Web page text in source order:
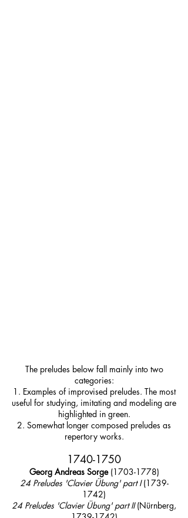
The preludes below fall mainly into two
categories:
1. Examples of improvised preludes. The most
useful for studying, imitating and modeling are
highlighted in green.
2. Somewhat longer composed preludes as
repertory works.
1740-1750
Georg Andreas Sorge (1703-1778)
24 Preludes 'Clavier Übung' part I (1739-
1742)
24 Preludes 'Clavier Übung' part II(Nürnberg,